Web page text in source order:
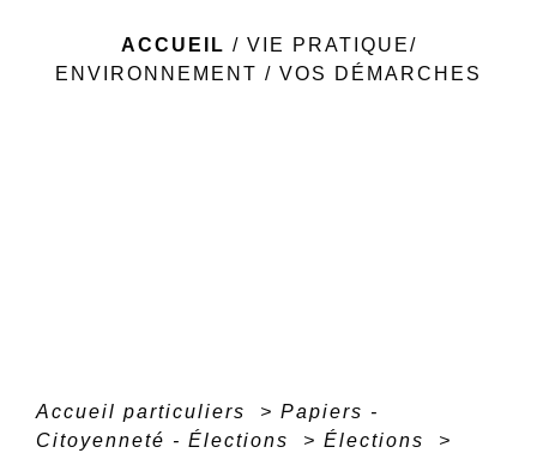
ACCUEIL / VIE PRATIQUE/
ENVIRONNEMENT / VOS DÉMARCHES
Accueil particuliers > Papiers -
Citoyenneté - Élections
> Élections
>